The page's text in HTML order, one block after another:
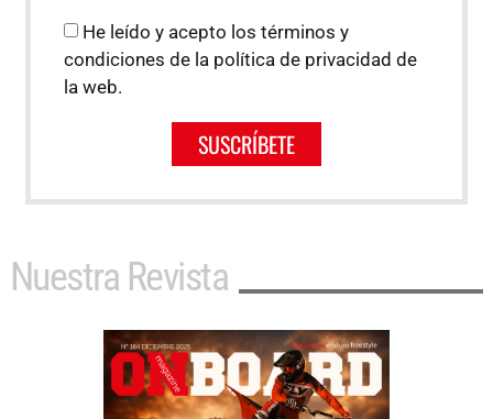
He leído y acepto los términos y
condiciones de la política de privacidad de
la web.
SUSCRÍBETE
Nuestra Revista